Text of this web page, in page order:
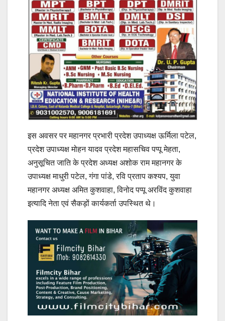
इस अवसर पर महानगर प्रभारी प्रदेश उपाध्यक्ष ऊर्मिला पटेल,
प्रदेश उपाध्यक्ष मोहन यादव प्रदेश महासचिव पप्पू मेहता,
अनुसूचित जाति के प्रदेश अध्यक्ष अशोक राम महानगर के
उपाध्यक्ष माधुरी पटेल, गंगा पांडे, रवि प्रताप कश्यप, युवा
महानगर अध्यक्ष अमित कुशवाहा, विनोद पप्पू अरविंद कुशवाहा
इत्यादि नेता एवं सैकड़ों कार्यकर्ता उपस्थित थे।